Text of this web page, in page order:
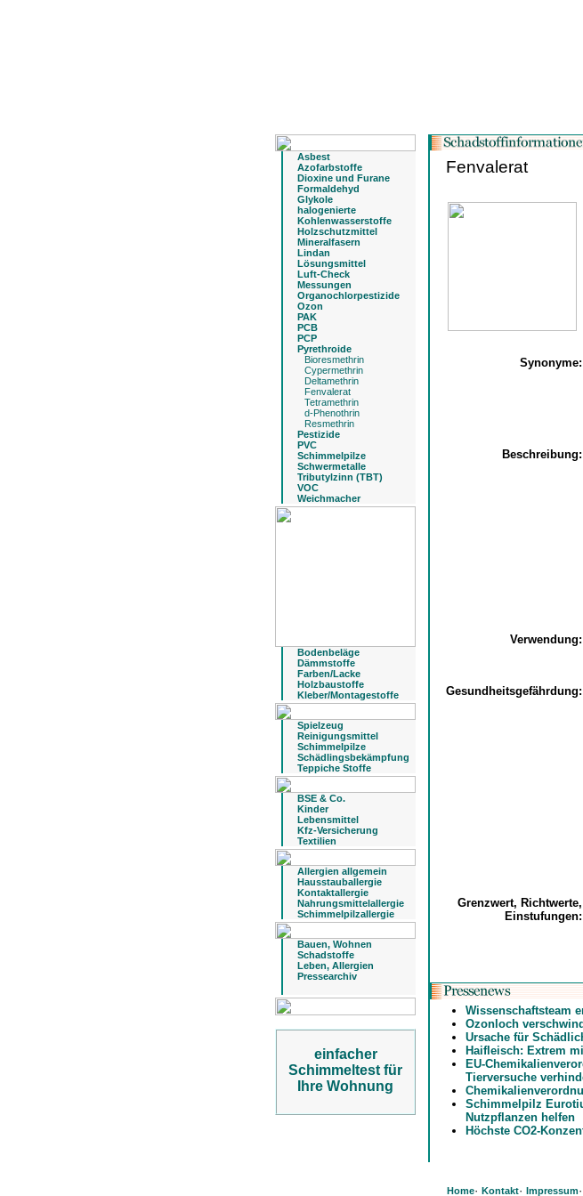
Asbest
Azofarbstoffe
Dioxine und Furane
Formaldehyd
Glykole
halogenierte
Kohlenwasserstoffe
Holzschutzmittel
Mineralfasern
Lindan
Lösungsmittel
Luft-Check
Messungen
Organochlorpestizide
Ozon
PAK
PCB
PCP
Pyrethroide
Bioresmethrin
Cypermethrin
Deltamethrin
Fenvalerat
Tetramethrin
d-Phenothrin
Resmethrin
Pestizide
PVC
Schimmelpilze
Schwermetalle
Tributylzinn (TBT)
VOC
Weichmacher
Bodenbeläge
Dämmstoffe
Farben/Lacke
Holzbaustoffe
Kleber/Montagestoffe
Spielzeug
Reinigungsmittel
Schimmelpilze
Schädlingsbekämpfung
Teppiche Stoffe
BSE & Co.
Kinder
Lebensmittel
Kfz-Versicherung
Textilien
Allergien allgemein
Hausstauballergie
Kontaktallergie
Nahrungsmittelallergie
Schimmelpilzallergie
Bauen, Wohnen
Schadstoffe
Leben, Allergien
Pressearchiv
einfacher
Schimmeltest für
Ihre Wohnung
Fenvalerat
Synonyme:
Beschreibung:
Verwendung:
Gesundheitsgefährdung:
Grenzwert, Richtwerte,
Einstufungen:
Wissenschaftsteam
Ozonloch
Ursache für
Haifleisch: Extrem
EU-
Tierversuche
Schimmelpilz
Nutzpflanzen helfen
Höchste CO2-
Home· Kontakt· Impressum·